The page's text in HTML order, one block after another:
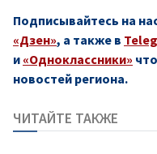
Подписывайтесь на
«Дзен», а также в
и «Одноклассники»
новостей региона.
ЧИТАЙТЕ ТАКЖЕ